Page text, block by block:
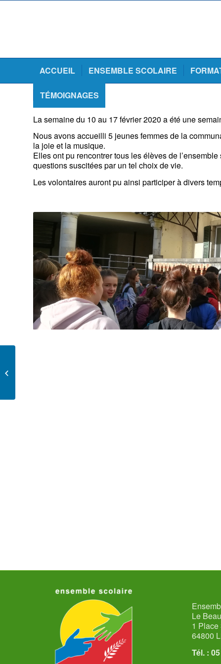
ACCUEIL ENSEMBLE SCOLAIRE
TÉMOIGNAGES
La semaine du 10 au 17 février 2020 a été une
Nous avons accueilli 5 jeunes femmes de la
la joie et la musique.
Elles ont pu rencontrer tous les élèves de
questions suscitées par un tel choix de vie.
Les volontaires auront pu ainsi participer à divers
Le
1
64800
Tél. :